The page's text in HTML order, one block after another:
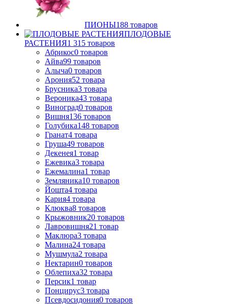
ПИОНЫ188 товаров
ПЛОДОВЫЕ
РАСТЕНИЯ1 315 товаров
Абрикос0 товаров
Айва99 товаров
Алыча0 товаров
Арония52 товара
Брусника3 товара
Вероника43 товара
Виноград0 товаров
Вишня136 товаров
Голубика148 товаров
Гранат4 товара
Груша49 товаров
Декенея1 товар
Ежевика3 товара
Ежемалина1 товар
Земляника10 товаров
Йошта4 товара
Кария4 товара
Клюква8 товаров
Крыжовник20 товаров
Лавровишня21 товар
Маклюра3 товара
Малина24 товара
Мушмула2 товара
Нектарин0 товаров
Облепиха32 товара
Персик1 товар
Понцирус3 товара
Псевдосидония0 товаров